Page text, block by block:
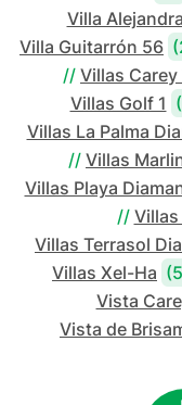
Villa Alejandra
Villa Guitarrón 56
// Villas Carey
Villas Golf 1
Villas La Palma
// Villas
Villas Playa
// Villas
Villas Terrasol
Villas Xel-Ha
Vista
Vista de